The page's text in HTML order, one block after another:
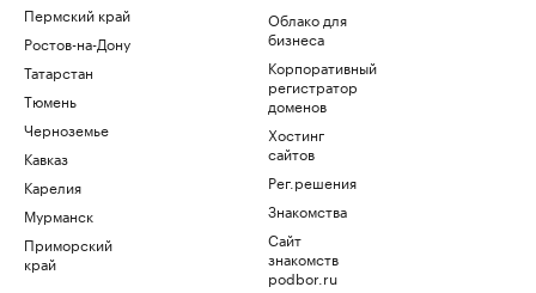
Пермский край
Ростов-на-Дону
Татарстан
Тюмень
Черноземье
Кавказ
Карелия
Мурманск
Приморский
край
Облако для
бизнеса
Корпоративный
регистратор
доменов
Хостинг
сайтов
Рег.решения
Знакомства
Сайт
знакомств
podbor.ru